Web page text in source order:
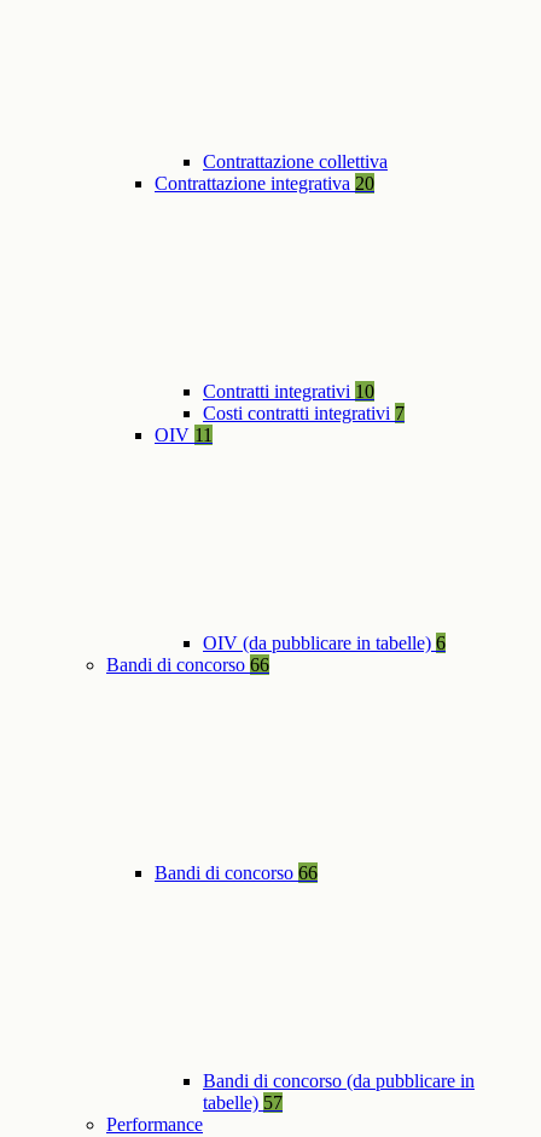
Contrattazione collettiva
Contrattazione integrativa 20
Contratti integrativi 10
Costi contratti integrativi 7
OIV 11
OIV (da pubblicare in tabelle) 6
Bandi di concorso 66
Bandi di concorso 66
Bandi di concorso (da pubblicare in
tabelle) 57
Performance